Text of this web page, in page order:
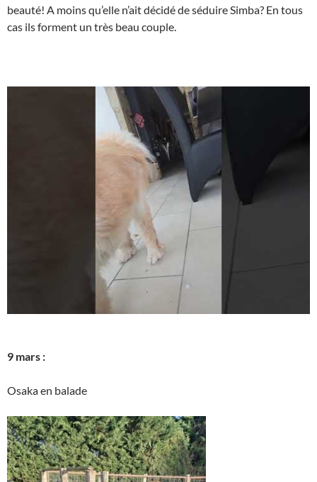
beauté! A moins qu’elle n’ait décidé de séduire Simba? En tous
cas ils forment un très beau couple.
9 mars :
Osaka en balade